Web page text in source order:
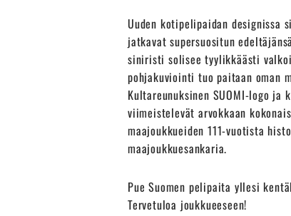
Uuden kotipelipaidan designissa
jatkavat supersuositun
siniristi solisee tyylikkäästi
pohjakuviointi tuo paitaan oman
Kultareunuksinen SUOMI-logo ja
viimeistelevät arvokkaan
maajoukkueiden 111-vuotista
maajoukkuesankaria.
Pue Suomen pelipaita yllesi
Tervetuloa joukkueeseen!